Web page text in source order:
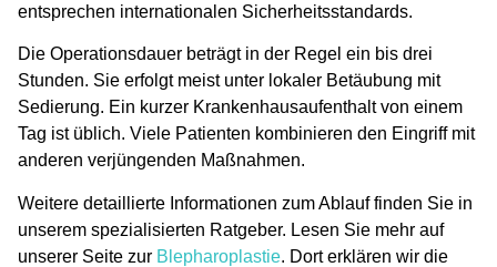
entsprechen internationalen Sicherheitsstandards.
Die Operationsdauer beträgt in der Regel ein bis drei
Stunden. Sie erfolgt meist unter lokaler Betäubung mit
Sedierung. Ein kurzer Krankenhausaufenthalt von einem
Tag ist üblich. Viele Patienten kombinieren den Eingriff mit
anderen verjüngenden Maßnahmen.
Weitere detaillierte Informationen zum Ablauf finden Sie in
unserem spezialisierten Ratgeber. Lesen Sie mehr auf
unserer Seite zur Blepharoplastie. Dort erklären wir die